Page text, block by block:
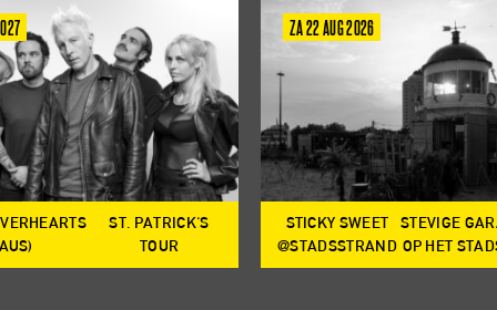
ST. PATRICK'S
TOUR
ZA 22 AUG 2026
STICKY SWEET
@STADSSTRAND
STEVIGE
OP HET